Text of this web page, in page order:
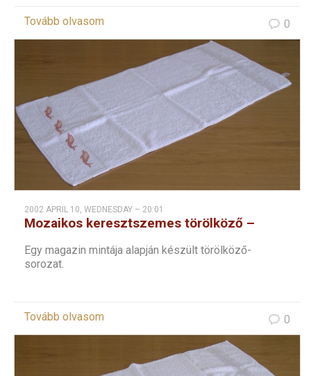
Tovább olvasom 0
2002 APRIL 10, WEDNESDAY – 20:01
Mozaikos keresztszemes törölköző –
Egy magazin mintája alapján készült törölköző-
sorozat.
Tovább olvasom 0